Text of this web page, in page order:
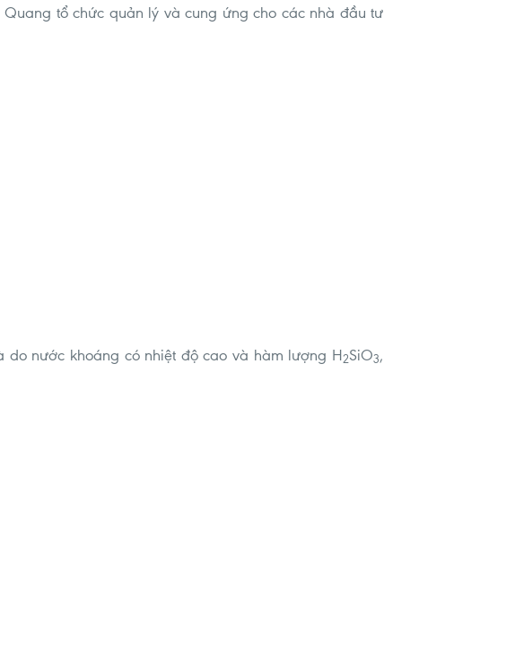
tổ chức quản lý và cung ứng cho các nhà đầu tư
nước khoáng có nhiệt độ cao và hàm lượng H2SiO3,